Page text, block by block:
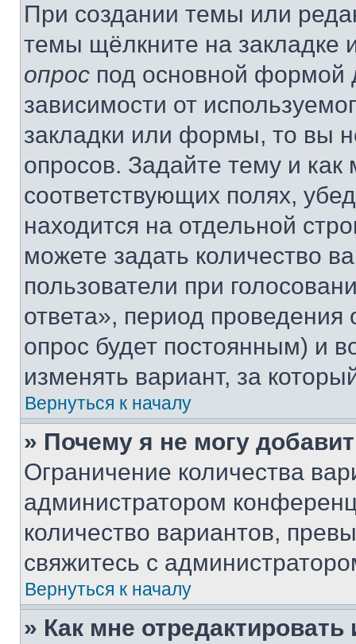
При создании темы или
темы щёлкните на
опрос под основной формой
зависимости от
закладки или формы, то вы
опросов. Задайте тему и
соответствующих полях,
находится на отдельной
можете задать количество
пользователи при
ответа», период проведения
опрос будет постоянным) и
изменять вариант, за
Вернуться к началу
» Почему я не могу
Ограничение количества
администратором
количество вариантов,
свяжитесь с
Вернуться к началу
» Как мне